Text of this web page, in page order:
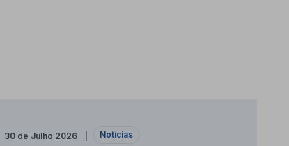
30 de Julho 2026 Notícias